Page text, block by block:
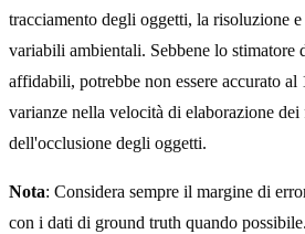
tracciamento degli oggetti, la risoluzione
variabili ambientali. Sebbene lo stimatore
affidabili, potrebbe non essere accurato al
varianze nella velocità di elaborazione
dell'occlusione degli oggetti.
Nota: Considera sempre il margine di
con i dati di ground truth quando possibile.